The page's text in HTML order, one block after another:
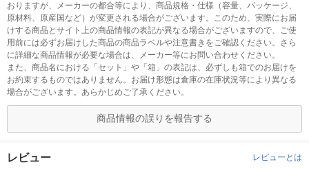
おりますが、メーカーの都合等により、商品規格・仕様（容量、パッケージ、
原材料、原産国など）が変更される場合がございます。このため、実際にお届
けする商品とサイト上の商品情報の表記が異なる場合がございますので、ご使
用前には必ずお届けした商品の商品ラベルや注意書きをご確認ください。さら
に詳細な商品情報が必要な場合は、メーカー等にお問い合わせください。
また、商品名における「セット」や「箱」の表記は、必ずしも箱でのお届けを
お約束するものではありません。お届け形態は倉庫の在庫状況等により異なる
場合がございます。あらかじめご了承ください。
商品情報の誤りを報告する
レビュー レビューとは